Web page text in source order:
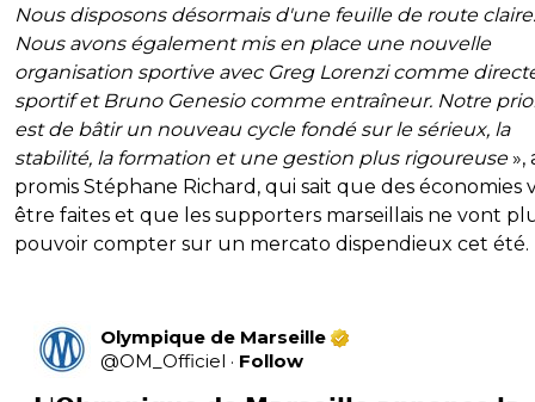
Nous disposons désormais d'une feuille de route claire.
Nous avons également mis en place une nouvelle
organisation sportive avec Greg Lorenzi comme
sportif et Bruno Genesio comme entraîneur. Notre
est de bâtir un nouveau cycle fondé sur le sérieux, la
stabilité, la formation et une gestion plus rigoureuse»,
promis Stéphane Richard, qui sait que des économies
être faites et que les supporters marseillais ne vont
pouvoir compter sur un mercato dispendieux cet été.
Olympique de Marseille
@OM_Officiel · Follow